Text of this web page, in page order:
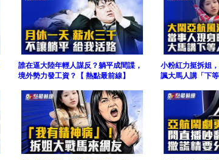
誰在逼大陸年輕人謀反？躺平成間諜，
境外勢力發工資？【 熱點最前線】
小粉紅力挺拆姐
諷大馬人講「下